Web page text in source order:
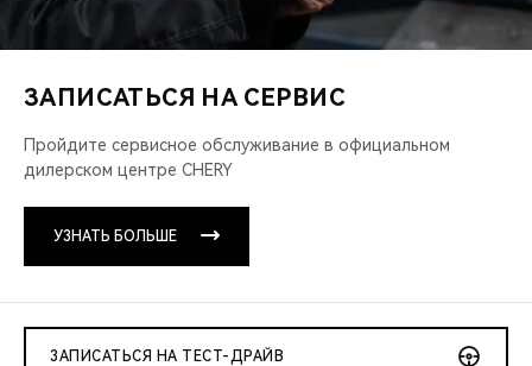
ЗАПИСАТЬСЯ НА СЕРВИС
Пройдите сервисное обслуживание в официальном
дилерском центре CHERY
УЗНАТЬ БОЛЬШЕ
ЗАПИСАТЬСЯ НА ТЕСТ-ДРАЙВ